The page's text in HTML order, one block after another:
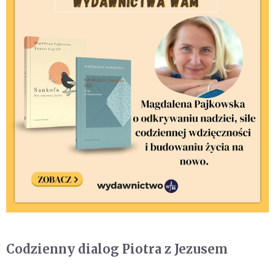
Codzienny dialog Piotra z Jezusem